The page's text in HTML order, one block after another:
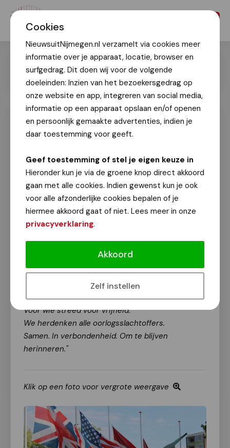
Cookies
NieuwsuitNijmegen.nl verzamelt via cookies meer
informatie over je apparaat, locatie, browser en
surfgedrag. Dit doen wij voor de volgende
doeleinden: Inzien van het bezoekersgedrag op
onze website en app, integreren van social media,
informatie op een apparaat opslaan en/of openen
en persoonlijk gemaakte advertenties, indien je
daar toestemming voor geeft.
Geef toestemming of stel je eigen keuze in
Hieronder kun je via de groene knop direct akkoord
gaan met alle cookies. Indien gewenst kun je ook
voor alle afzonderlijke cookies bepalen of je
hiermee akkoord gaat of niet. Lees meer in onze
privacyverklaring.
Akkoord
Zelf instellen
Indrukwekkende dodenherdenking op
het Keizer Traianusplein
Op 4 mei om 20.00 waren er weer de
indrukwekkende 2 minuten stilte op het Keizer
Traianusplein, gevolgd door het Wilhelmus. Vele
aanwezigen maakten het weer tot een bijzonder
moment.
"Op 4 mei zijn we stil.
Voor wie er niet meer is.
Voor wie streed voor vrijheid.
We herdenken alle oorlogsslachtoffers.
Samen. In verbondenheid. Om te blijven
herinneren."
Klik op een foto voor vergrote weergave